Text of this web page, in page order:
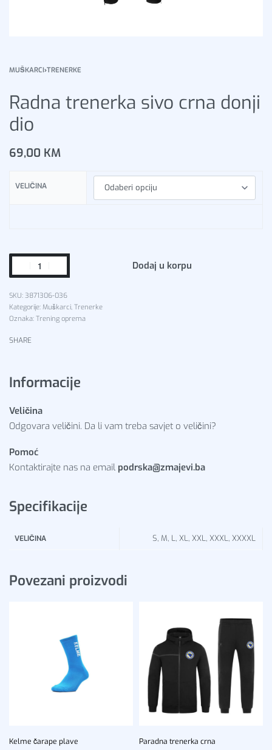
MUŠKARCI›TRENERKE
Radna trenerka sivo crna donji
dio
69,00 KM
VELIČINA
Dodaj u korpu
3871306-036
Kategorije: Muškarci, Trenerke
Oznaka: Trening oprema
SHARE
Informacije
Veličina
Odgovara veličini. Da li vam treba savjet o veličini?
Pomoć
Kontaktirajte nas na email podrska@zmajevi.ba
Specifikacije
VELIČINA S, M, L, XL, XXL, XXXL, XXXXL
Povezani proizvodi
Kelme čarape plave Paradna trenerka crna